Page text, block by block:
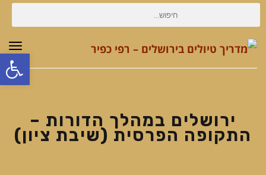
ירושלים במהלך הדורות –
התקופה הפרסית (שיבת ציון)